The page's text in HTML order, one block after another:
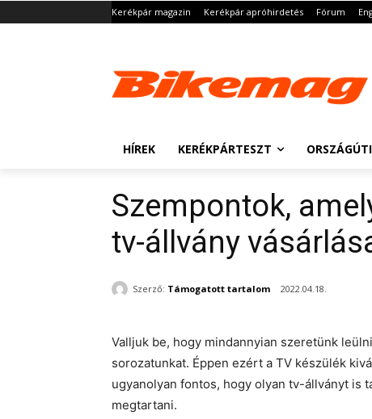
Kerékpár magazin Kerékpár apróhirdetés Fórum
HÍREK KERÉKPÁRTESZT ORSZÁGÚTI
Szempontok,
tv-állvány
Szerző: Támogatott tartalom 2022.04.18.
Valljuk be, hogy mindannyian szeretünk
sorozatunkat. Éppen ezért a TV készülék
ugyanolyan fontos, hogy olyan tv-állványt is
megtartani.